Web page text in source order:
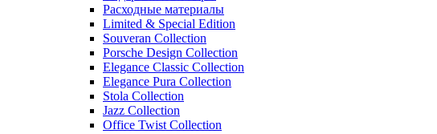
Расходные материалы
Limited & Special Edition
Souveran Collection
Porsche Design Collection
Elegance Classic Collection
Elegance Pura Collection
Stola Collection
Jazz Collection
Office Twist Collection